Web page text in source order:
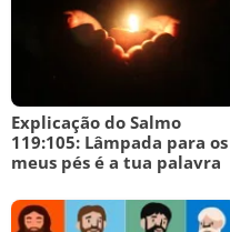
Explicação do Salmo
119:105: Lâmpada para os
meus pés é a tua palavra